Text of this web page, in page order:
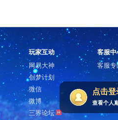
玩家互动
客服中
网易大神
创梦计划
微信
微博
三界论坛
客服专
点击登
查看个人